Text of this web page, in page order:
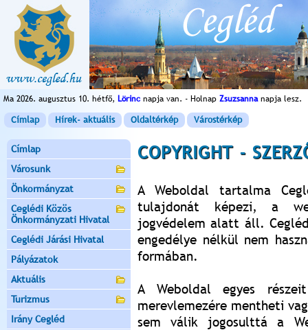
Ma 2026. augusztus 10. hétfő, Lörinc napja van. - Holnap Zsuzsannanapja lesz.
Címlap Hírek- aktuális Oldaltérkép Várostérkép
Címlap
Városunk
Önkormányzat
Ceglédi Közös
Önkormányzati Hivatal
Ceglédi Járási Hivatal
Pályázatok
Aktuális
Turizmus
Irány Cegléd
COPYRIGHT -
A Weboldal tartalma
tulajdonát képezi, a
jogvédelem alatt áll.
engedélye nélkül nem
formában.
A Weboldal egyes
merevlemezére mentheti
sem válik jogosulttá a